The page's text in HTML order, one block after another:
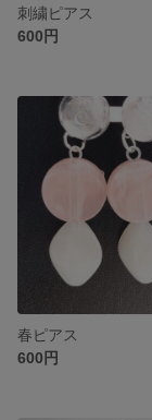
刺繍ピアス
600円
春ピアス
600円